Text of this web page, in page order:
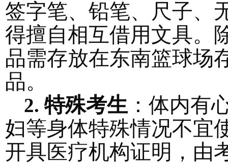
签字笔、铅笔、尺子、
得擅自相互借用文具。
品需存放在东南篮球场
品。
2. 特殊考生 ：体内有
妇等身体特殊情况不宜
开具医疗机构证明，由